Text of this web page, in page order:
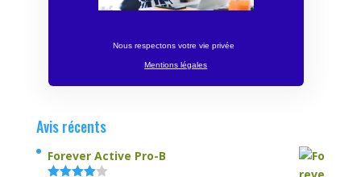
Nous respectons votre vie privée
Mentions légales
Avis récents
Forever Active Pro-B